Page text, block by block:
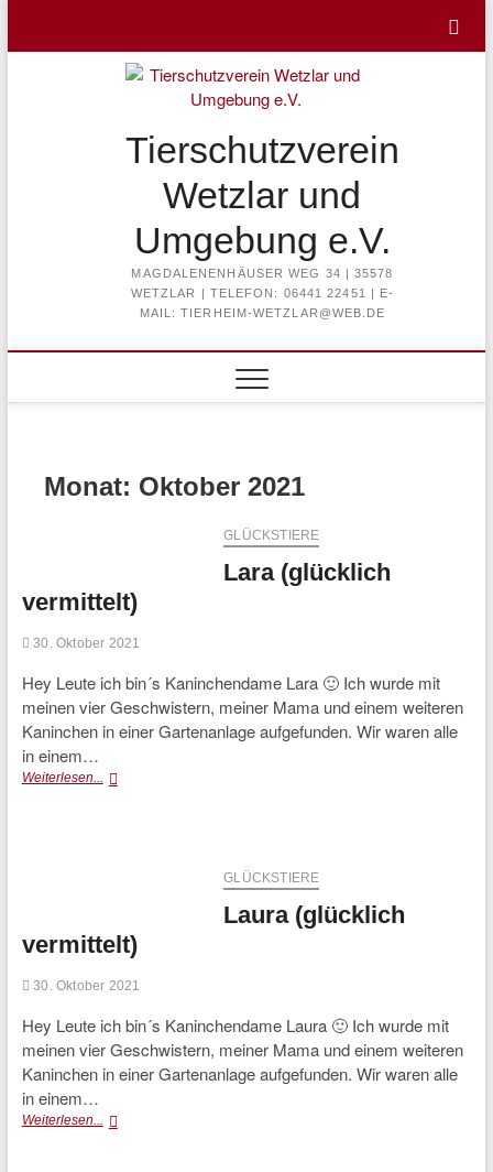
content
Tierschutzverein
Wetzlar und
Umgebung e.V.
MAGDALENENHÄUSER WEG 34 | 35578
WETZLAR | TELEFON: 06441 22451 | E-
MAIL: TIERHEIM-WETZLAR@WEB.DE
Monat: Oktober 2021
GLÜCKSTIERE
Lara (glücklich
vermittelt)
30. Oktober 2021
Hey Leute ich bin´s Kaninchendame Lara 🙂 Ich wurde mit
meinen vier Geschwistern, meiner Mama und einem weiteren
Kaninchen in einer Gartenanlage aufgefunden. Wir waren alle
in einem…
Weiterlesen... Lara
GLÜCKSTIERE
Laura (glücklich
vermittelt)
30. Oktober 2021
Hey Leute ich bin´s Kaninchendame Laura 🙂 Ich wurde mit
meinen vier Geschwistern, meiner Mama und einem weiteren
Kaninchen in einer Gartenanlage aufgefunden. Wir waren alle
in einem…
Weiterlesen... Laura